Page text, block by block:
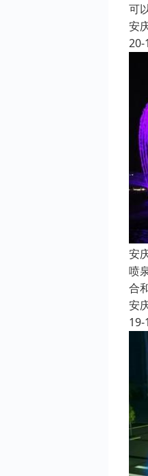
可
安
20-
安
喷
合
安
19-